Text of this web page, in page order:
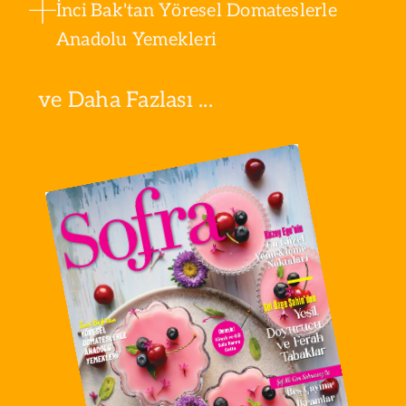
İnci Bak'tan Yöresel Domateslerle
Anadolu Yemekleri
ve Daha Fazlası ...